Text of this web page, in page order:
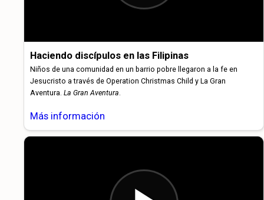
Haciendo discípulos en las Filipinas
Niños de una comunidad en un barrio pobre llegaron a la fe en
Jesucristo a través de Operation Christmas Child y La Gran
Aventura.La Gran Aventura.
Más información